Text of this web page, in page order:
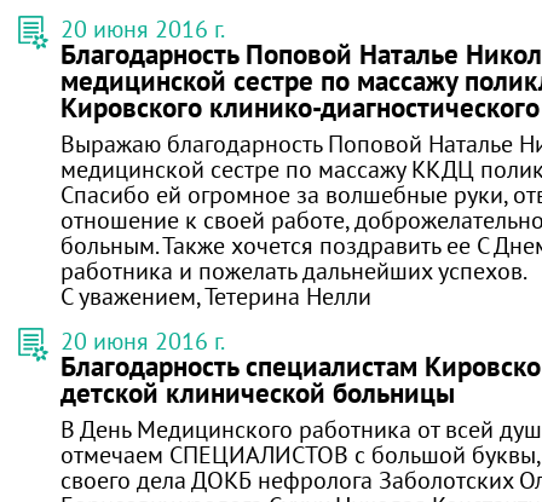
20 июня 2016 г.
Благодарность Поповой Наталье
медицинской сестре по массажу
Кировского клинико-
Выражаю благодарность Поповой Наталье
медицинской сестре по массажу ККДЦ
Спасибо ей огромное за волшебные руки,
отношение к своей работе,
больным. Также хочется поздравить ее С
работника и пожелать дальнейших успехов.
С уважением, Тетерина Нелли
20 июня 2016 г.
Благодарность специалистам
детской клинической больницы
В День Медицинского работника от всей
отмечаем СПЕЦИАЛИСТОВ с большой
своего дела ДОКБ нефролога Заболотских